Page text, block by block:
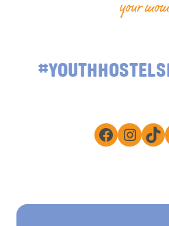
your
Facebook